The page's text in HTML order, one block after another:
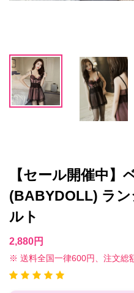
【セール開催中】
(BABYDOLL) ラ
ルト
2,880円
※ 送料全国一律600円、注文総